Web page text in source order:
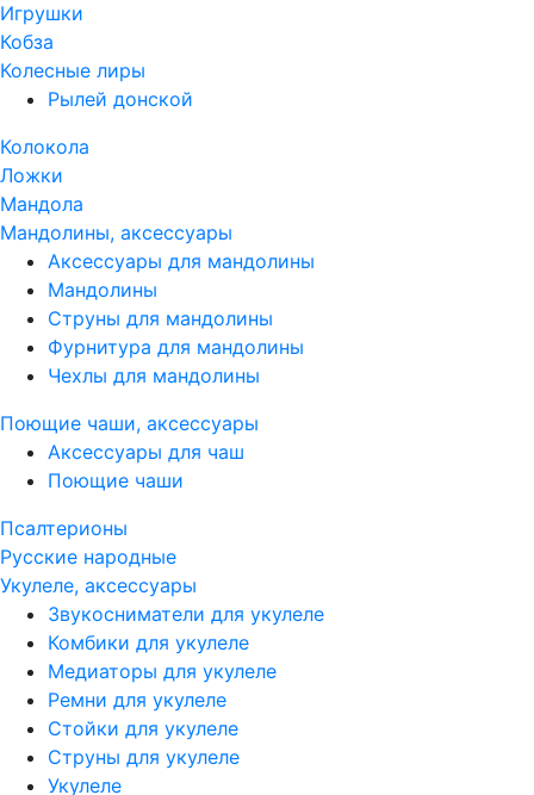
Игрушки
Кобза
Колесные лиры
Рылей донской
Колокола
Ложки
Мандола
Мандолины, аксессуары
Аксессуары для мандолины
Мандолины
Струны для мандолины
Фурнитура для мандолины
Чехлы для мандолины
Поющие чаши, аксессуары
Аксессуары для чаш
Поющие чаши
Псалтерионы
Русские народные
Укулеле, аксессуары
Звукосниматели для укулеле
Комбики для укулеле
Медиаторы для укулеле
Ремни для укулеле
Стойки для укулеле
Струны для укулеле
Укулеле